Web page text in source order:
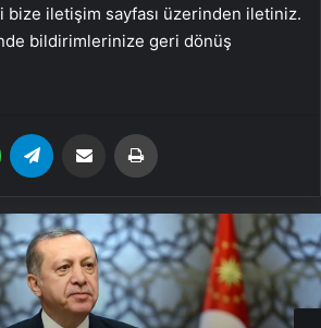
iletişim sayfası üzerinden iletiniz.
bildirimlerinize geri dönüş
WhatsApp Email'den paylaş